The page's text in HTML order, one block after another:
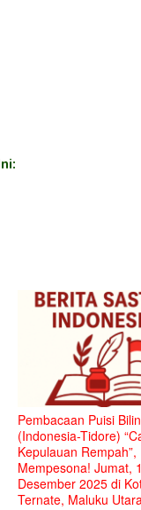
Pembacaan Puisi
(Indonesia-Tidore)
Kepulauan Rempah”,
Mempesona! Jumat,
Desember 2025 di
Ternate, Maluku